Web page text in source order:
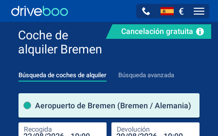
€
Cancelación gratuita
Coche de
alquiler Bremen
Búsqueda de coches de alquiler Búsqueda avanzada
Aeropuerto de Bremen (Bremen / Alemania)
Recogida Devolución